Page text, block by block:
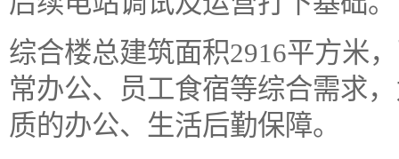
综合楼总建筑面积2916平方米
常办公、员工食宿等综合需求
质的办公、生活后勤保障。